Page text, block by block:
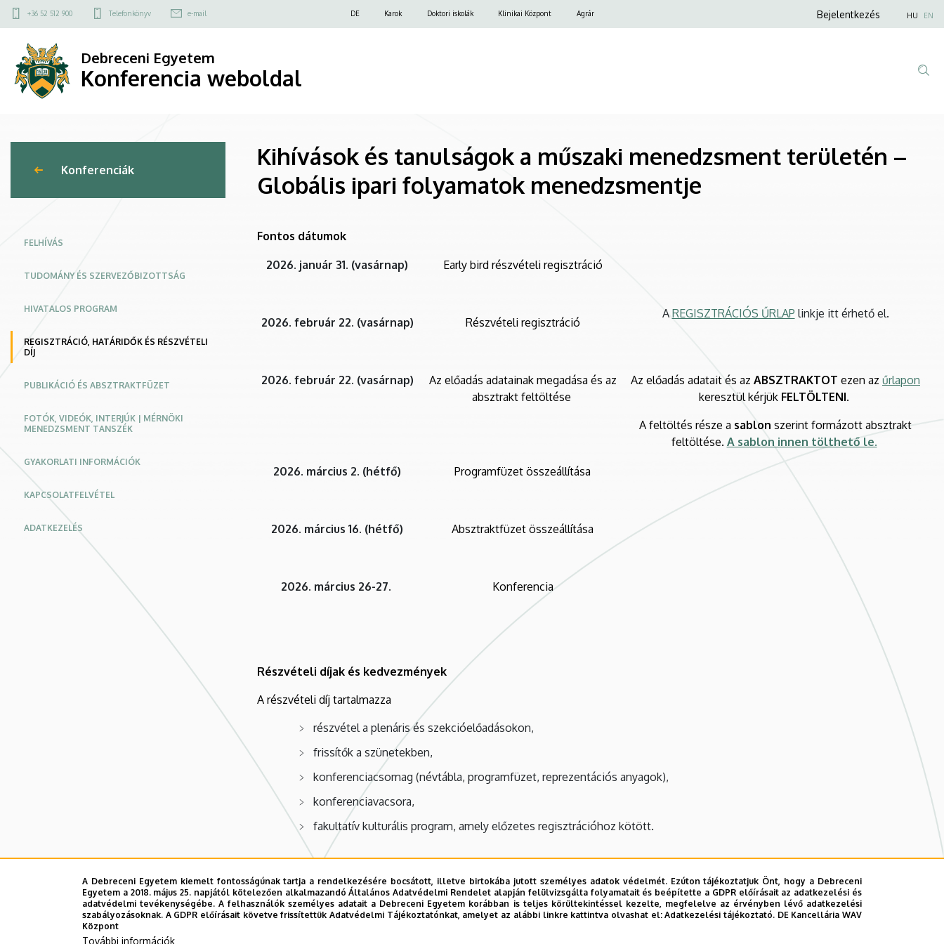
Kihívások
tanulságok
menedzsment
Globális
ipari
folyamatok
menedzsmentje
Konferencia
weboldal
Ugrás
a
tartalomra
Felső
menü
+36 52 512 900 Telefonkönyv e-mail
Felső
DE Karok Doktori iskolák Klinikai Központ Agrár
Anonim
Bejelentkezés HU EN
Debreceni Egyetem
Konferencia weboldal
Konferenciák
FELHÍVÁS
TUDOMÁNY ÉS SZERVEZŐBIZOTTSÁG
HIVATALOS PROGRAM
REGISZTRÁCIÓ, HATÁRIDŐK ÉS RÉSZVÉTELI
DÍJ
PUBLIKÁCIÓ ÉS ABSZTRAKTFÜZET
FOTÓK, VIDEÓK, INTERJÚK | MÉRNÖKI
MENEDZSMENT TANSZÉK
GYAKORLATI INFORMÁCIÓK
KAPCSOLATFELVÉTEL
ADATKEZELÉS
Kihívások és tanulságok a műszaki menedzsment területén –
Globális ipari folyamatok menedzsmentje
Fontos dátumok
2026. január 31. (vasárnap) Early bird részvételi regisztráció
A REGISZTRÁCIÓS ŰRLAP linkje itt érhető el.
2026. február 22. (vasárnap) Részvételi regisztráció
2026. február 22. (vasárnap)
Az előadás adatainak megadása és az
absztrakt feltöltése
Az előadás adatait és az ABSZTRAKTOT ezen az űrlapon
keresztül kérjük FELTÖLTENI.
A feltöltés része a sablon szerint formázott absztrakt
feltöltése. A sablon innen tölthető le.
2026. március 2. (hétfő) Programfüzet összeállítása
2026. március 16. (hétfő) Absztraktfüzet összeállítása
2026. március 26-27. Konferencia
Részvételi díjak és kedvezmények
A részvételi díj tartalmazza
részvétel a plenáris és szekcióelőadásokon,
frissítők a szünetekben,
konferenciacsomag (névtábla, programfüzet, reprezentációs anyagok),
konferenciavacsora,
fakultatív kulturális program, amely előzetes regisztrációhoz kötött.
2026. január 31-ig történő jelentkezés esetén (early bird kedvezmény): 35.000,- Ft + ÁFA vagy 90 EUR + VAT
2026. február 1. utáni jelentkezés esetén: 50.000,- Ft + ÁFA vagy 130 EUR + VAT
A Debreceni Egyetem kiemelt fontosságúnak tartja a rendelkezésére bocsátott, illetve birtokába jutott személyes adatok védelmét. Ezúton tájékoztatjuk Önt, hogy a Debreceni
Egyetem a 2018. május 25. napjától kötelezően alkalmazandó Általános Adatvédelmi Rendelet alapján felülvizsgálta folyamatait és beépítette a GDPR előírásait az adatkezelési és
adatvédelmi tevékenységébe. A felhasználók személyes adatait a Debreceni Egyetem korábban is teljes körültekintéssel kezelte, megfelelve az érvényben lévő adatkezelési
szabályozásoknak. A GDPR előírásait követve frissítettük Adatvédelmi Tájékoztatónkat, amelyet az alábbi linkre kattintva olvashat el:Adatkezelési tájékoztató. DE Kancellária WAV
Központ
További információk